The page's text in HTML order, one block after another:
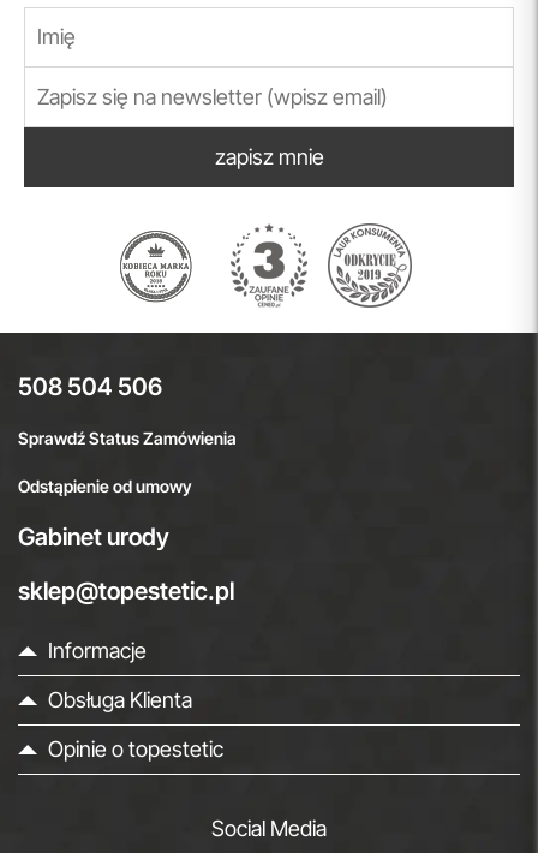
zapisz mnie
508 504 506
Sprawdź Status Zamówienia
Odstąpienie od umowy
Gabinet urody
sklep@topestetic.pl
Informacje
Obsługa Klienta
Opinie o topestetic
Social Media